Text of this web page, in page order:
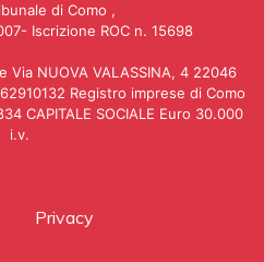
di Como ,
Iscrizione ROC n. 15698
Via NUOVA VALASSINA, 4 22046
Registro imprese di Como
CAPITALE SOCIALE Euro 30.000
i.v.
Privacy